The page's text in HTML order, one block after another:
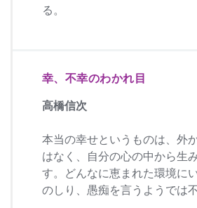
る。
幸、不幸のわかれ目
高橋信次
本当の幸せというものは、外
はなく、自分の心の中から生
す。どんなに恵まれた環境に
のしり、愚痴を言うようでは不